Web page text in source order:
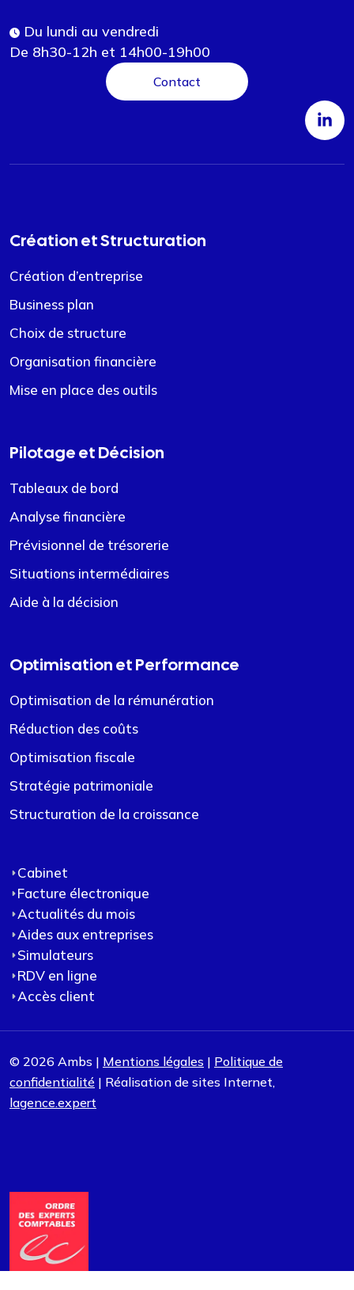
Du lundi au vendredi
De 8h30-12h et 14h00-19h00
Contact
Création et Structuration
Création d’entreprise
Business plan
Choix de structure
Organisation financière
Mise en place des outils
Pilotage et Décision
Tableaux de bord
Analyse financière
Prévisionnel de trésorerie
Situations intermédiaires
Aide à la décision
Optimisation et Performance
Optimisation de la rémunération
Réduction des coûts
Optimisation fiscale
Stratégie patrimoniale
Structuration de la croissance
Cabinet
Facture électronique
Actualités du mois
Aides aux entreprises
Simulateurs
RDV en ligne
Accès client
© 2026 Ambs | Mentions légales | Politique de
confidentialité | Réalisation de sites Internet,
lagence.expert